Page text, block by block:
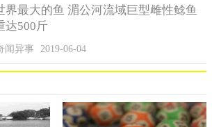
界最大的鱼 湄公河流域巨型雌性鲶鱼
达500斤
闻异事 2019-06-04